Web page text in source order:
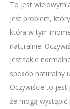
To jest
jest problem,
która w tym
naturalnie.
jest takie
sposób naturalny
Oczywiście to
że mogą wystąpić